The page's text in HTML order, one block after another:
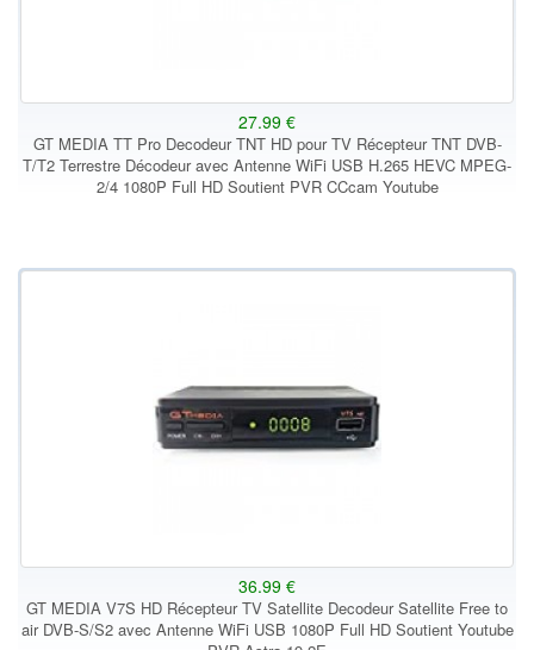
27.99 €
GT MEDIA TT Pro Decodeur TNT HD pour TV Récepteur TNT DVB-
T/T2 Terrestre Décodeur avec Antenne WiFi USB H.265 HEVC MPEG-
2/4 1080P Full HD Soutient PVR CCcam Youtube
36.99 €
GT MEDIA V7S HD Récepteur TV Satellite Decodeur Satellite Free to
air DVB-S/S2 avec Antenne WiFi USB 1080P Full HD Soutient Youtube